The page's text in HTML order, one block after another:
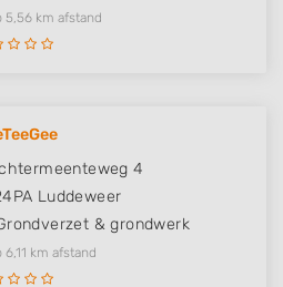
5,56 km afstand
4
Luddeweer
& grondwerk
6,11 km afstand